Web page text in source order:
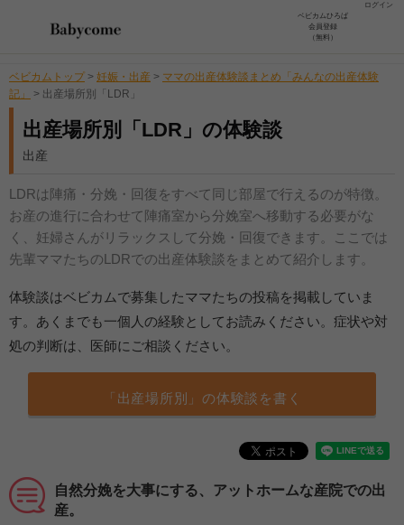
ログイン
ベビカムひろば
会員登録
（無料）
ベビカムトップ > 妊娠・出産 > ママの出産体験談まとめ「みんなの出産体験
記」
> 出産場所別「LDR」
出産場所別「LDR」の体験談
出産
LDRは陣痛・分娩・回復をすべて同じ部屋で行えるのが特徴。
お産の進行に合わせて陣痛室から分娩室へ移動する必要がな
く、妊婦さんがリラックスして分娩・回復できます。ここでは
先輩ママたちのLDRでの出産体験談をまとめて紹介します。
体験談はベビカムで募集したママたちの投稿を掲載していま
す。あくまでも一個人の経験としてお読みください。症状や対
処の判断は、医師にご相談ください。
「出産場所別」の体験談を書く
自然分娩を大事にする、アットホームな産院での出
産。